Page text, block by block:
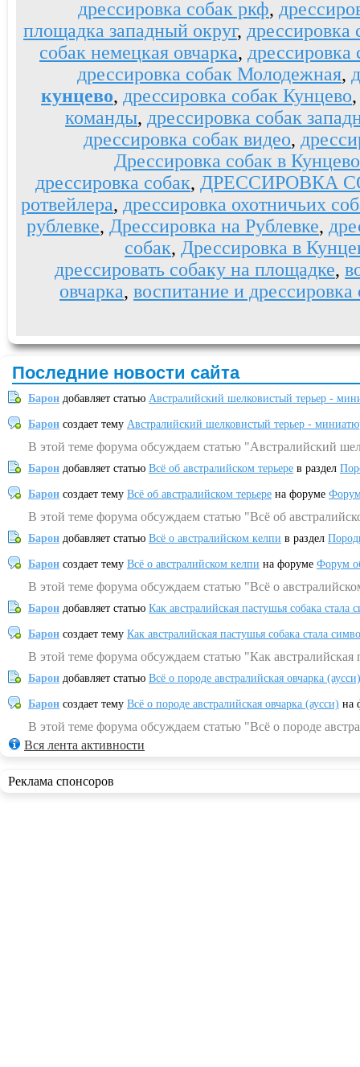
дрессировка собак ркф,
площадка западный округ, дрессировка
собак немецкая овчарка, дрессировка
дрессировка собак Молодежная,
кунцево, дрессировка собак Кунцево
команды, дрессировка собак
дрессировка собак видео,
Дрессировка собак в Кунцево
дрессировка собак, ДРЕССИРОВКА
ротвейлера, дрессировка охотничьих
рублевке, Дрессировка на Рублевке,
собак, Дрессировка в
дрессировать собаку на площадке,
овчарка, воспитание и дрессировка
Последние новости сайта
Барон добавляет статью Австралийский шелковистый терьер -
Барон создает тему Австралийский шелковистый терьер -
В этой теме форума обсуждаем статью "Австралийский
Барон добавляет статью Всё об австралийском терьере в раздел
Барон создает тему Всё об австралийском терьере на форуме
В этой теме форума обсуждаем статью "Всё об
Барон добавляет статью Всё о австралийском келпи в раздел
Барон создает тему Всё о австралийском келпи на форуме Форум
В этой теме форума обсуждаем статью "Всё о
Барон добавляет статью Как австралийская пастушья собака
Барон создает тему Как австралийская пастушья собака стала
В этой теме форума обсуждаем статью "Как
Барон добавляет статью Всё о породе австралийская овчарка (аусси)
Барон создает тему Всё о породе австралийская овчарка (аусси) на
В этой теме форума обсуждаем статью "Всё о породе
Вся лента активности
Реклама спонсоров